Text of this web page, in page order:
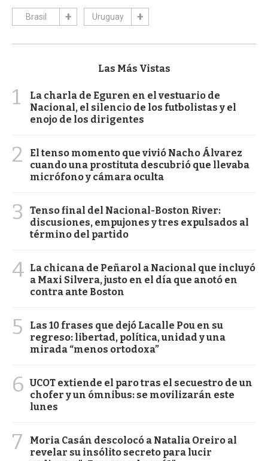
Brasil Uruguay
Las Más Vistas
1
La charla de Eguren en el vestuario de
Nacional, el silencio de los futbolistas y el
enojo de los dirigentes
2
El tenso momento que vivió Nacho Álvarez
cuando una prostituta descubrió que llevaba
micrófono y cámara oculta
3
Tenso final del Nacional-Boston River:
discusiones, empujones y tres expulsados al
término del partido
4 La chicana de Peñarol a Nacional que incluyó
a Maxi Silvera, justo en el día que anotó en
contra ante Boston
5
Las 10 frases que dejó Lacalle Pou en su
regreso: libertad, política, unidad y una
mirada “menos ortodoxa”
6 UCOT extiende el paro tras el secuestro de un
chofer y un ómnibus: se movilizarán este
lunes
7
Moria Casán descolocó a Natalia Oreiro al
revelar su insólito secreto para lucir